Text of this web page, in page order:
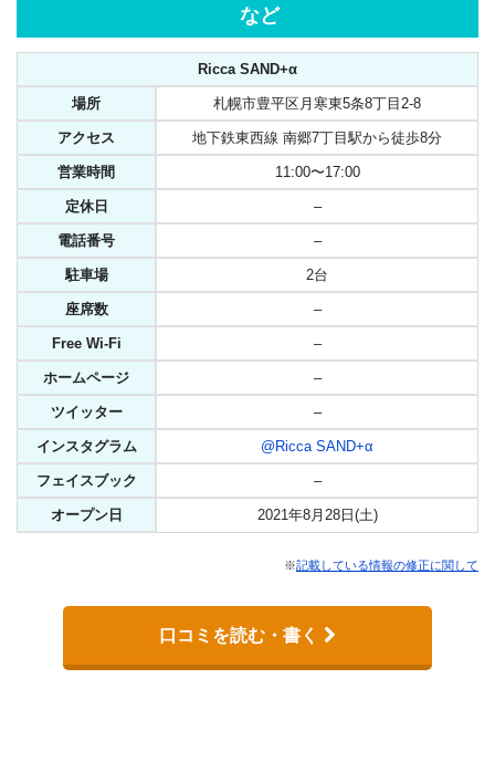
など
Ricca SAND+α
場所 札幌市豊平区月寒東5条8丁目2-8
アクセス 地下鉄東西線 南郷7丁目駅から徒歩8分
営業時間 11:00〜17:00
定休日 –
電話番号 –
駐車場 2台
座席数 –
Free Wi-Fi –
ホームページ –
ツイッター –
インスタグラム @Ricca SAND+α
フェイスブック –
オープン日 2021年8月28日(土)
※記載している情報の修正に関して
口コミを読む・書く